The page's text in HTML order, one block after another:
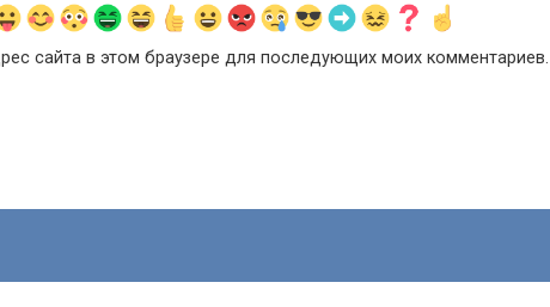
сайта в этом браузере для последующих моих комментариев.